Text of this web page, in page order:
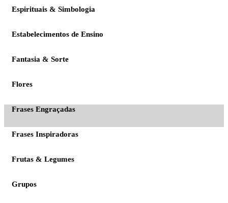
Espirituais & Simbologia
Estabelecimentos de Ensino
Fantasia & Sorte
Flores
Frases Engraçadas
Frases Inspiradoras
Frutas & Legumes
Grupos